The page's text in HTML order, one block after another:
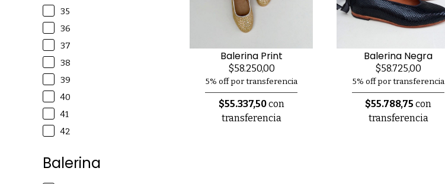
35
36
37
38
39
40
41
42
Balerina
Balerina Print
$58.250,00
5% off por transferencia
$55.337,50con
transferencia
Balerina Negra
$58.725,00
5% off por transferencia
$55.788,75 con
transferencia